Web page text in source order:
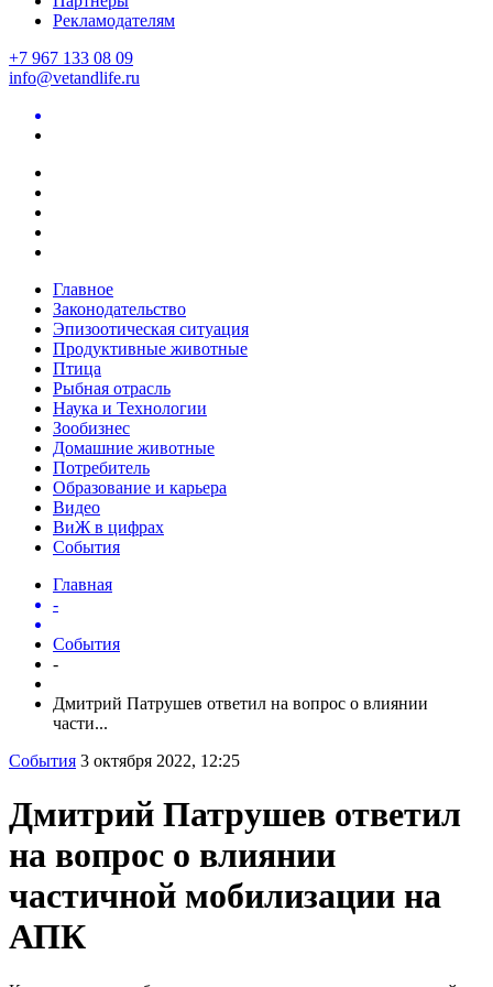
Рекламодателям
+7 967 133 08 09
info@vetandlife.ru
Главное
Законодательство
Эпизоотическая ситуация
Продуктивные животные
Птица
Рыбная отрасль
Наука и Технологии
Зообизнес
Домашние животные
Потребитель
Образование и карьера
Видео
ВиЖ в цифрах
События
Главная
-
События
-
Дмитрий Патрушев ответил на вопрос о влиянии
части...
События 3 октября 2022, 12:25
Дмитрий Патрушев ответил
на вопрос о влиянии
частичной мобилизации на
АПК